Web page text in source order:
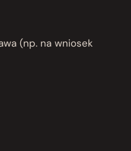
(np. na wniosek